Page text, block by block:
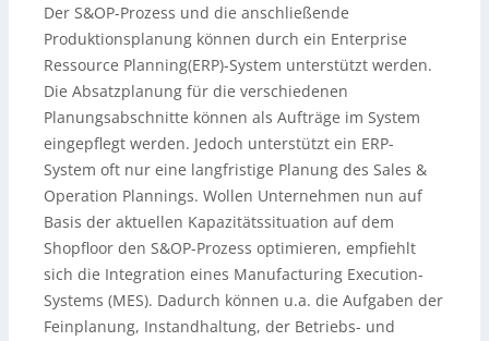
Der S&OP-Prozess und die anschließende
Produktionsplanung können durch ein Enterprise
Ressource Planning(ERP)-System unterstützt werden.
Die Absatzplanung für die verschiedenen
Planungsabschnitte können als Aufträge im System
eingepflegt werden. Jedoch unterstützt ein ERP-
System oft nur eine langfristige Planung des Sales &
Operation Plannings. Wollen Unternehmen nun auf
Basis der aktuellen Kapazitätssituation auf dem
Shopfloor den S&OP-Prozess optimieren, empfiehlt
sich die Integration eines Manufacturing Execution-
Systems (MES). Dadurch können u.a. die Aufgaben der
Feinplanung, Instandhaltung, der Betriebs- und